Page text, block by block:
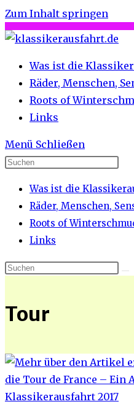
Zum Inhalt springen
Was ist die
Räder, Menschen,
Roots of
Links
Menü Schließen
Was ist die
Räder, Menschen,
Roots of
Links
Tour